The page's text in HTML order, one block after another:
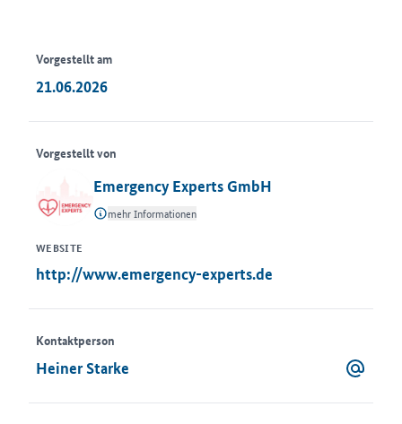
Vorgestellt am
21.06.2026
Vorgestellt von
Emergency Experts GmbH
mehr Informationen
WEBSITE
http://www.emergency-experts.de
Kontaktperson
Heiner Starke